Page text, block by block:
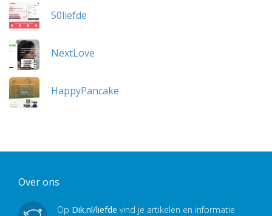
50liefde
NextLove
HappyPancake
Over ons
Op Dik.nl/liefde vind je artikelen en informatie